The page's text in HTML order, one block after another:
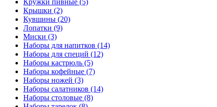
Крышки (2)
Кувшины (20)
Лопатки (9)
Миски (3)
Наборы для напитков (14)
Наборы для специй (12)
Наборы кастрюль (5)
Наборы кофейные (7)
Наборы ножей (3)
Наборы салатников (14)
Наборы столовые (8)